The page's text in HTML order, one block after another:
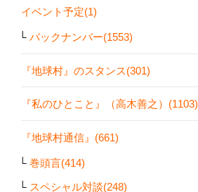
イベント予定(1)
バックナンバー(1553)
『地球村』のスタンス(301)
『私のひとこと』（高木善之）(1103)
『地球村通信』(661)
巻頭言(414)
スペシャル対談(248)